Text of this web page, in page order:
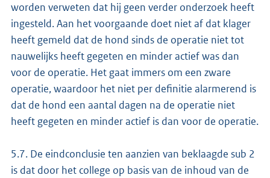
worden verweten dat hij geen verder onderzoek heeft
ingesteld. Aan het voorgaande doet niet af dat klager
heeft gemeld dat de hond sinds de operatie niet tot
nauwelijks heeft gegeten en minder actief was dan
voor de operatie. Het gaat immers om een zware
operatie, waardoor het niet per definitie alarmerend is
dat de hond een aantal dagen na de operatie niet
heeft gegeten en minder actief is dan voor de operatie.
5.7. De eindconclusie ten aanzien van beklaagde sub 2
is dat door het college op basis van de inhoud van de